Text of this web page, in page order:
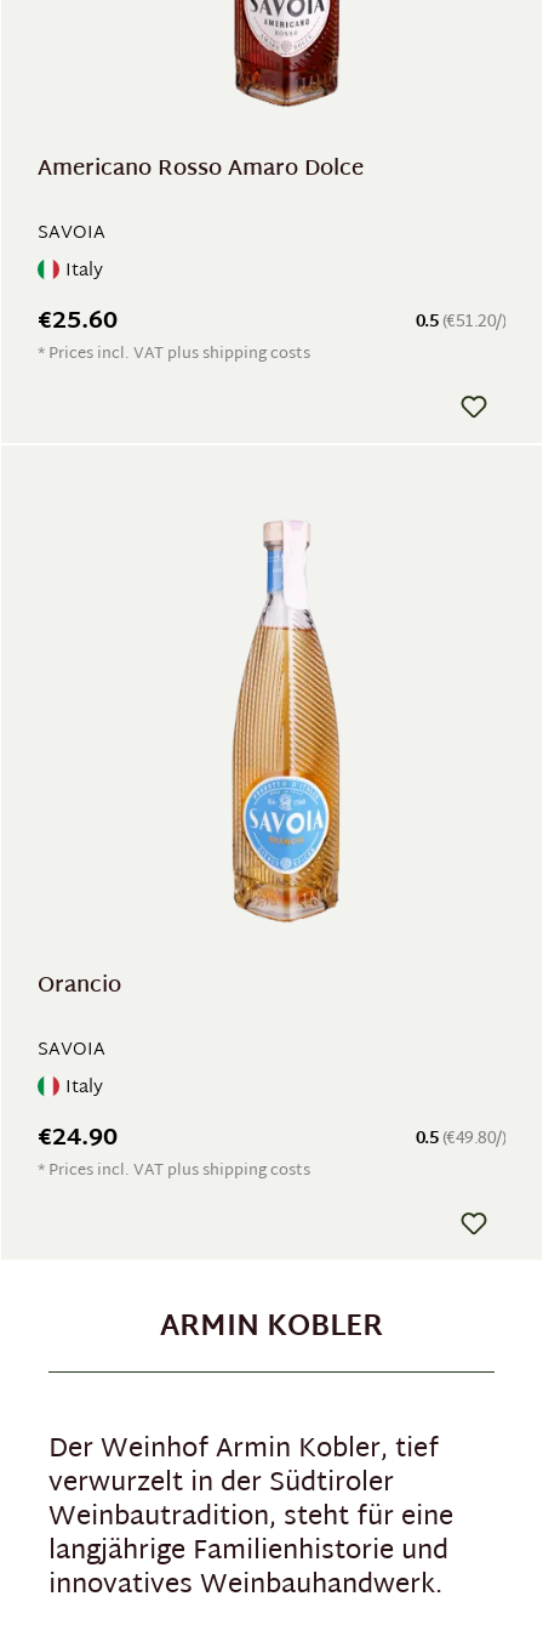
Americano Rosso Amaro Dolce
SAVOIA
Italy
0.5(€51.20/)
€25.60
* Prices incl. VAT plus shipping costs
Orancio
SAVOIA
Italy
0.5(€49.80/)
€24.90
* Prices incl. VAT plus shipping costs
ARMIN KOBLER
Der Weinhof Armin Kobler, tief
verwurzelt in der Südtiroler
Weinbautradition, steht für eine
langjährige Familienhistorie und
innovatives Weinbauhandwerk.